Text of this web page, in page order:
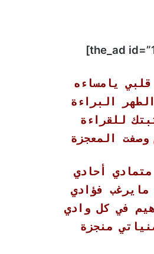
يامساءه
البراءة
للقراءة
وصفت المعجزة
متمادي أحادي
مايرغب فؤادي
في كل وادي
منجزة